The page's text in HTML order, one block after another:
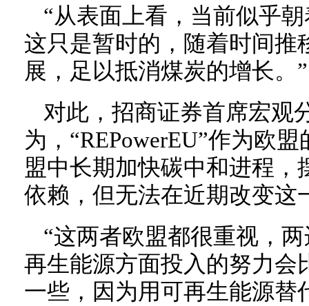
“从表面上看，当前似乎
这只是暂时的，随着时间推
展，足以抵消煤炭的增长。”
对此，招商证券首席宏观
为，“REPowerEU”作为欧
盟中长期加快碳中和进程，
依赖，但无法在近期改变这
“这两者欧盟都很重视，
再生能源方面投入的努力会
一些，因为用可再生能源替